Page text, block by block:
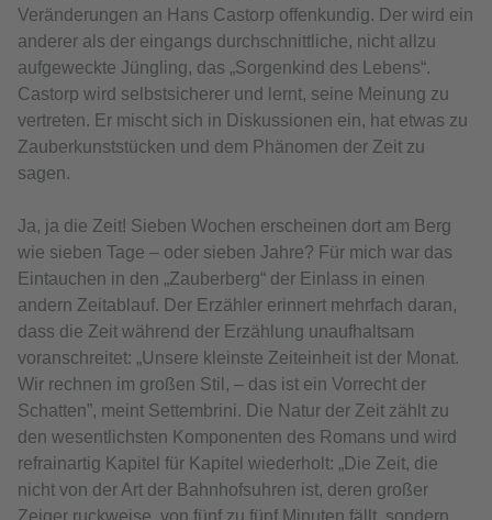
Veränderungen an Hans Castorp offenkundig. Der wird ein
anderer als der eingangs durchschnittliche, nicht allzu
aufgeweckte Jüngling, das „Sorgenkind des Lebens“.
Castorp wird selbstsicherer und lernt, seine Meinung zu
vertreten. Er mischt sich in Diskussionen ein, hat etwas zu
Zauberkunststücken und dem Phänomen der Zeit zu
sagen.
Ja, ja die Zeit! Sieben Wochen erscheinen dort am Berg
wie sieben Tage – oder sieben Jahre? Für mich war das
Eintauchen in den „Zauberberg“ der Einlass in einen
andern Zeitablauf. Der Erzähler erinnert mehrfach daran,
dass die Zeit während der Erzählung unaufhaltsam
voranschreitet: „Unsere kleinste Zeiteinheit ist der Monat.
Wir rechnen im großen Stil, – das ist ein Vorrecht der
Schatten”, meint Settembrini. Die Natur der Zeit zählt zu
den wesentlichsten Komponenten des Romans und wird
refrainartig Kapitel für Kapitel wiederholt: „Die Zeit, die
nicht von der Art der Bahnhofsuhren ist, deren großer
Zeiger ruckweise, von fünf zu fünf Minuten fällt, sondern